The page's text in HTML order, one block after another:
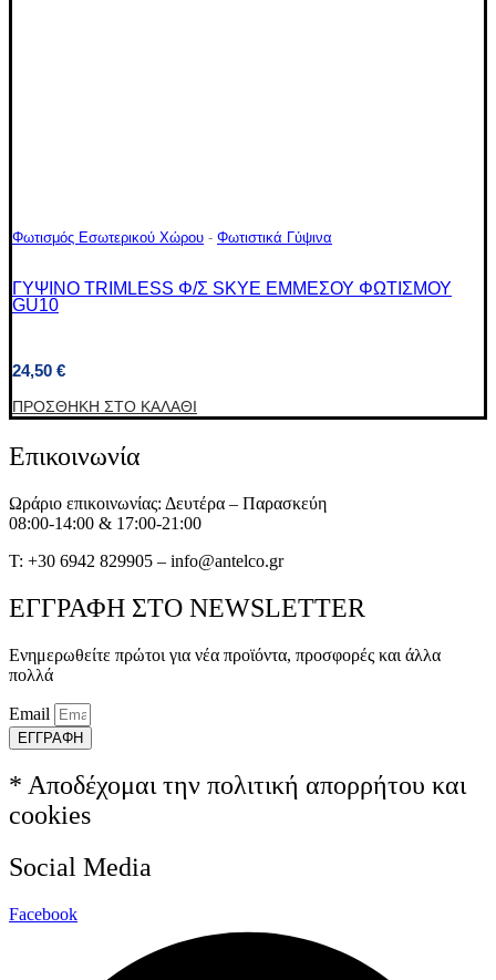
Φωτισμός Εσωτερικού Χώρου - Φωτιστικά Γύψινα
ΓΥΨΙΝΟ TRIMLESS Φ/Σ SKYE ΕΜΜΕΣΟΥ ΦΩΤΙΣΜΟΥ
GU10
24,50 €
ΠΡΟΣΘΉΚΗ ΣΤΟ ΚΑΛΆΘΙ
Επικοινωνία
Ωράριο επικοινωνίας: Δευτέρα – Παρασκεύη
08:00-14:00 & 17:00-21:00
T: +30 6942 829905 – info@antelco.gr
ΕΓΓΡΑΦΗ ΣΤΟ NEWSLETTER
Ενημερωθείτε πρώτοι για νέα προϊόντα, προσφορές και άλλα
πολλά
Email
ΕΓΓΡΑΦΗ
* Αποδέχομαι την πολιτική απορρήτου και
cookies
Social Media
Facebook